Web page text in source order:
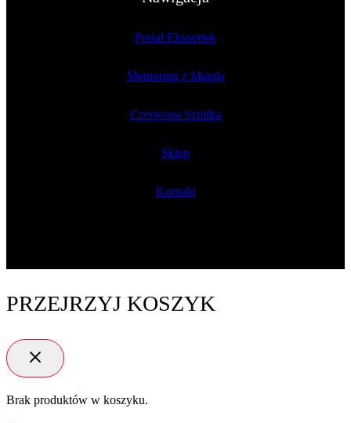
Portal Ekspertek
Mentoring z Magdą
Czerwona Szpilka
Sklep
Kontakt
PRZEJRZYJ KOSZYK
Brak produktów w koszyku.